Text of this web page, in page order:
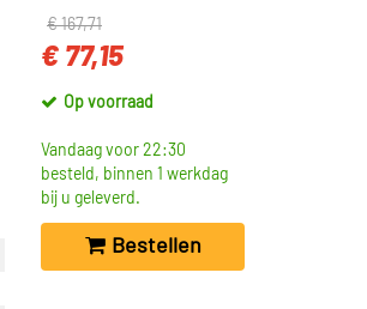
€ 167,71
€ 77,15
Op voorraad
Vandaag voor 22:30
besteld, binnen 1 werkdag
bij u geleverd.
Bestellen